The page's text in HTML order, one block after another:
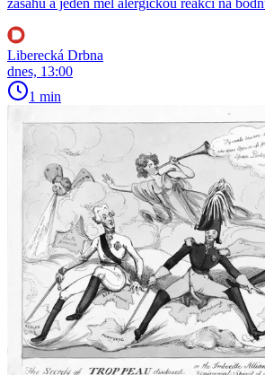
zásahu a jeden měl alergickou reakci na
Liberecká Drbna
dnes, 13:00
1 min